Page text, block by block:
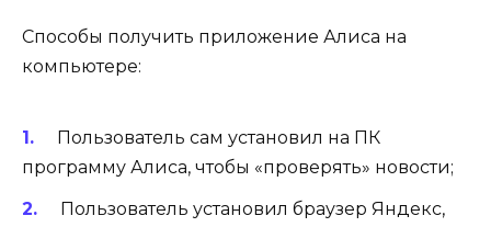
Способы получить приложение Алиса на
компьютере:
Пользователь сам установил на ПК
программу Алиса, чтобы «проверять» новости;
Пользователь установил браузер Яндекс,